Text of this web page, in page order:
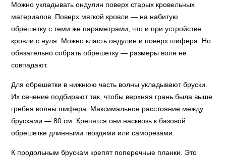
Можно укладывать ондулин поверх старых кровельных
материалов. Поверх мягкой кровли — на набитую
обрешетку с теми же параметрами, что и при устройстве
кровли с нуля. Можно класть ондулин и поверх шифера. Но
обязательно собрать обрешетку — размеры волн не
совпадают.
Для обрешетки в нижнюю часть волны укладывают бруски.
Их сечение подбирают так, чтобы верхняя грань была выше
гребня волны шифера. Максимальное расстояние между
брусками — 80 см. Крепятся они насквозь к базовой
обрешетке длинными гвоздями или саморезами.
К продольным брускам крепят поперечные планки. Это